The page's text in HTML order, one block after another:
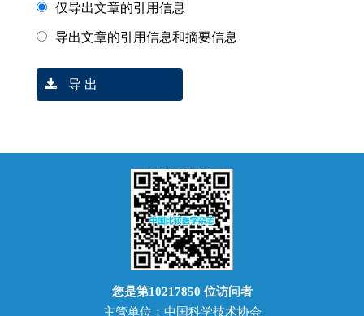
仅导出文章的引用信息
导出文章的引用信息和摘要信息
导 出
您是第10217850 位访问者
主管单位：中国科学技术协会